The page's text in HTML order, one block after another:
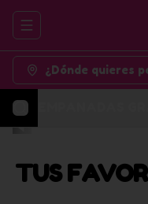
Abrir menu de
¿Dónde quieres
TUS